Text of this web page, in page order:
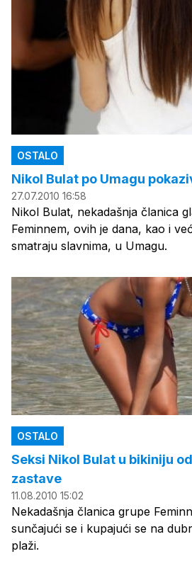
OSTALO
Nikol Bulat po Umagu
27.07.2010 16:58
Nikol Bulat, nekadašnja članica
Feminnem, ovih je dana, kao i
smatraju slavnima, u Umagu.
OSTALO
Seksi Nikol Bulat u bikiniju
zastave
11.08.2010 15:02
Nekadašnja članica grupe
sunčajući se i kupajući se na
plaži.